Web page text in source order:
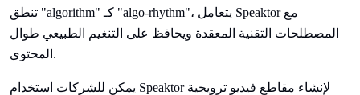
تنطق "algorithm" كـ "algo-rhythm"، يتعامل Speaktor مع
المصطلحات التقنية المعقدة ويحافظ على التنغيم الطبيعي طوال
المحتوى.
يمكن للشركات استخدام Speaktor لإنشاء مقاطع فيديو ترويجية